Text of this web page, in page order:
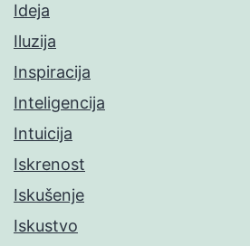
Ideja
Iluzija
Inspiracija
Inteligencija
Intuicija
Iskrenost
Iskušenje
Iskustvo